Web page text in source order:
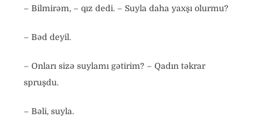
– Bilmirəm, – qız dedi. – Suyla daha yaxşı olurmu?
– Bəd deyil.
– Onları sizə suylamı gətirim? – Qadın təkrar
spruşdu.
– Bəli, suyla.